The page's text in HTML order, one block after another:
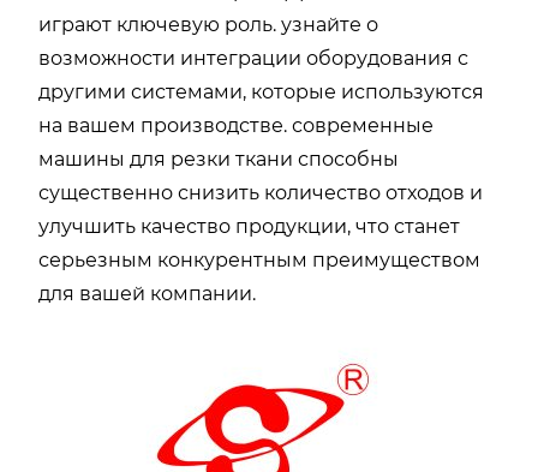
играют ключевую роль. узнайте о
возможности интеграции оборудования с
другими системами, которые используются
на вашем производстве. современные
машины для резки ткани способны
существенно снизить количество отходов и
улучшить качество продукции, что станет
серьезным конкурентным преимуществом
для вашей компании.